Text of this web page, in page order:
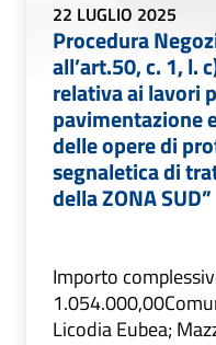
22 LUGLIO 2025
Procedura
all’art.50, c. 1, l.
relativa ai lavori
pavimentazione
delle opere di
segnaletica di
della ZONA SUD”
Importo
Licodia Eubea;